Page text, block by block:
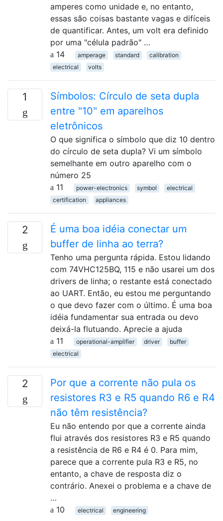
amperes como unidade e, no entanto,
essas são coisas bastante vagas e difíceis
de quantificar. Antes, um volt era definido
por uma "célula padrão" …
14
amperage standard
calibration
electrical
volts
1
Símbolos: Círculo de seta dupla
entre "10" em aparelhos
eletrônicos
O que significa o símbolo que diz 10 dentro
do círculo de seta dupla? Vi um símbolo
semelhante em outro aparelho com o
número 25
11
power-electronics symbol
electrical
certification
appliances
2
É uma boa idéia conectar um
buffer de linha ao terra?
Tenho uma pergunta rápida. Estou lidando
com 74VHC125BQ, 115 e não usarei um dos
drivers de linha; o restante está conectado
ao UART. Então, eu estou me perguntando
o que devo fazer com o último. É uma boa
idéia fundamentar sua entrada ou devo
deixá-la flutuando. Aprecie a ajuda
11
operational-amplifier driver
buffer
electrical
2
Por que a corrente não pula os
resistores R3 e R5 quando R6 e R4
não têm resistência?
Eu não entendo por que a corrente ainda
flui através dos resistores R3 e R5 quando
a resistência de R6 e R4 é 0. Para mim,
parece que a corrente pula R3 e R5, no
entanto, a chave de resposta diz o
contrário. Anexei o problema e a chave de
…
10
electrical engineering